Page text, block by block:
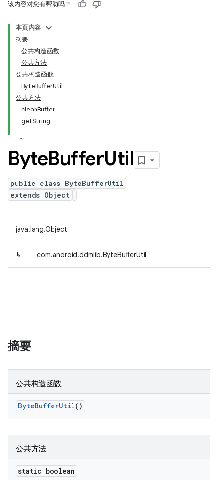
该内容对您有帮助吗？
本页内容
摘要
公共构造函数
公共方法
公共构造函数
ByteBufferUtil
公共方法
cleanBuffer
getString
ByteBufferUtil
public class ByteBufferUtil
extends Object
java.lang.Object
↳ com.android.ddmlib.ByteBufferUtil
摘要
公共构造函数
ByteBufferUtil()
公共方法
static boolean